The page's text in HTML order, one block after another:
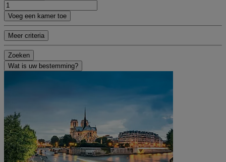
Voeg een kamer toe
Meer criteria
Zoeken
Wat is uw bestemming?